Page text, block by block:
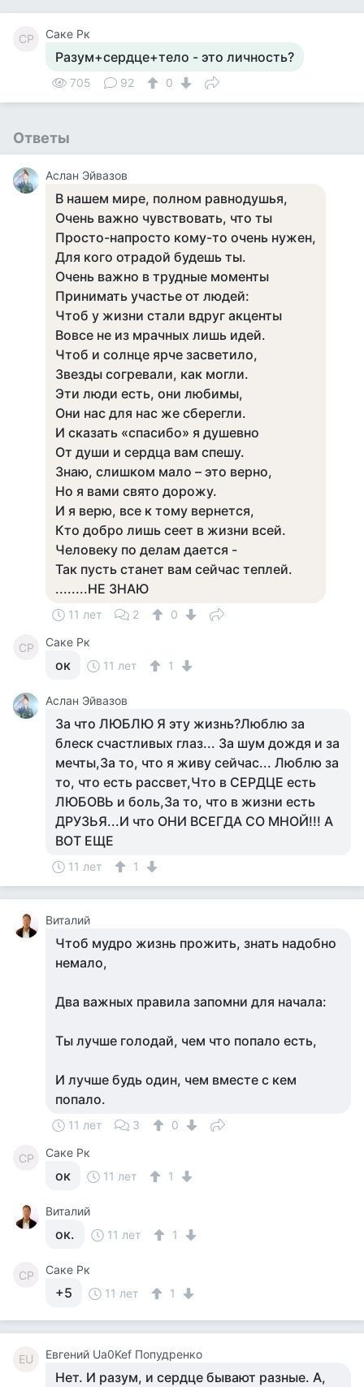
СР Саке Рк
Разум+сердце+тело - это личность?
705 92 0
Ответы
Аслан Эйвазов
В нашем мире, полном равнодушья,
Очень важно чувствовать, что ты
Просто-напросто кому-то очень нужен,
Для кого отрадой будешь ты.
Очень важно в трудные моменты
Принимать участье от людей:
Чтоб у жизни стали вдруг акценты
Вовсе не из мрачных лишь идей.
Чтоб и солнце ярче засветило,
Звезды согревали, как могли.
Эти люди есть, они любимы,
Они нас для нас же сберегли.
И сказать «спасибо» я душевно
От души и сердца вам спешу.
Знаю, слишком мало – это верно,
Но я вами свято дорожу.
И я верю, все к тому вернется,
Кто добро лишь сеет в жизни всей.
Человеку по делам дается -
Так пусть станет вам сейчас теплей.
........НЕ ЗНАЮ
11 лет 2 0
СР Саке Рк
ок 11 лет 1
Аслан Эйвазов
За что ЛЮБЛЮ Я эту жизнь?Люблю за
блеск счастливых глаз... За шум дождя и за
мечты,За то, что я живу сейчас... Люблю за
то, что есть рассвет,Что в СЕРДЦЕ есть
ЛЮБОВЬ и боль,За то, что в жизни есть
ДРУЗЬЯ...И что ОНИ ВСЕГДА СО МНОЙ!!! А
ВОТ ЕЩЕ
11 лет 1
Виталий
Чтоб мудро жизнь прожить, знать надобно
немало,
Два важных правила запомни для начала:
Ты лучше голодай, чем что попало есть,
И лучше будь один, чем вместе с кем
попало.
11 лет 3 0
СР Саке Рк
ок 11 лет 1
Виталий
ок. 11 лет 1
СР Саке Рк
+5 11 лет 1
ЕU Евгений Ua0Kef Попудренко
Нет. И разум, и сердце бывают разные. А,